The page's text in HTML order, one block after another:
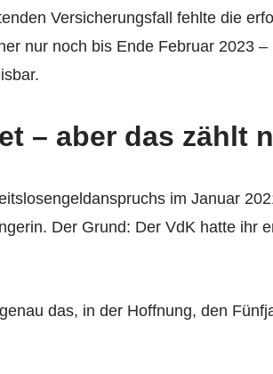
Versicherungsfall fehlte die
nur noch bis Ende Februar 2023
– aber das zählt
im Januar
Der Grund: Der VdK hatte ihr
das, in der Hoffnung, den